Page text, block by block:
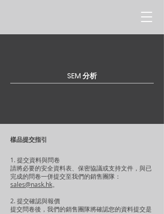
SEM 分析
樣品提交指引
1. 提交資料與問卷
請將必要的安全資料表、保密協議或支持文件，與已
完成的問卷一併提交至我們的銷售團隊：
sales@nask.hk。
2. 提交確認與報價
提交問卷後，我們的銷售團隊將確認您的資料提交是